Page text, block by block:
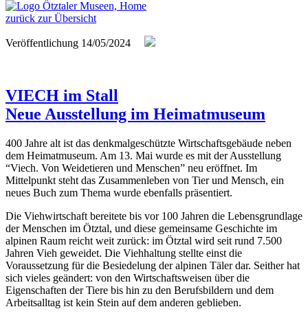
zurück zur Übersicht
Veröffentlichung 14/05/2024
VIECH im Stall
Neue Ausstellung im Heimatmuseum
400 Jahre alt ist das denkmalgeschützte Wirtschaftsgebäude neben
dem Heimatmuseum. Am 13. Mai wurde es mit der Ausstellung
“Viech. Von Weidetieren und Menschen” neu eröffnet. Im
Mittelpunkt steht das Zusammenleben von Tier und Mensch, ein
neues Buch zum Thema wurde ebenfalls präsentiert.
Die Viehwirtschaft bereitete bis vor 100 Jahren die Lebensgrundlage
der Menschen im Ötztal, und diese gemeinsame Geschichte im
alpinen Raum reicht weit zurück: im Ötztal wird seit rund 7.500
Jahren Vieh geweidet. Die Viehhaltung stellte einst die
Voraussetzung für die Besiedelung der alpinen Täler dar. Seither hat
sich vieles geändert: von den Wirtschaftsweisen über die
Eigenschaften der Tiere bis hin zu den Berufsbildern und dem
Arbeitsalltag ist kein Stein auf dem anderen geblieben.